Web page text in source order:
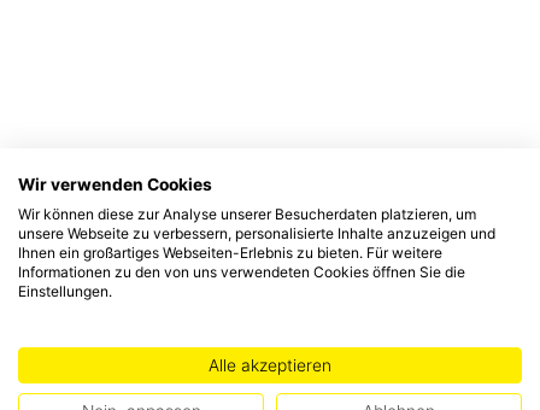
Wir verwenden Cookies
Wir können diese zur Analyse unserer Besucherdaten platzieren, um
unsere Webseite zu verbessern, personalisierte Inhalte anzuzeigen und
Ihnen ein großartiges Webseiten-Erlebnis zu bieten. Für weitere
Informationen zu den von uns verwendeten Cookies öffnen Sie die
Einstellungen.
Alle akzeptieren